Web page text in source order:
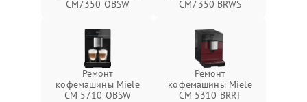
CM7350 OBSW
CM7350 BRWS
Ремонт
кофемашины Miele
CM 5710 OBSW
Ремонт
кофемашины Miele
CM 5310 BRRT